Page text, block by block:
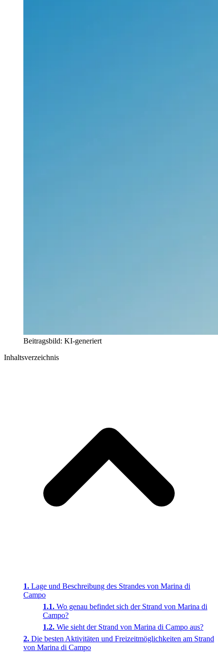
Beitragsbild: KI-generiert
Inhaltsverzeichnis
Lage und Beschreibung des Strandes von Marina di
Campo
Wo genau befindet sich der Strand von Marina di
Campo?
Wie sieht der Strand von Marina di Campo aus?
Die besten Aktivitäten und Freizeitmöglichkeiten am Strand
von Marina di Campo